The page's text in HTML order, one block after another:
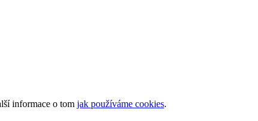
informace o tom jak používáme cookies.